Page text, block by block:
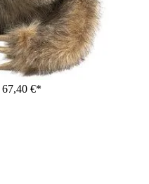
67,40 €*